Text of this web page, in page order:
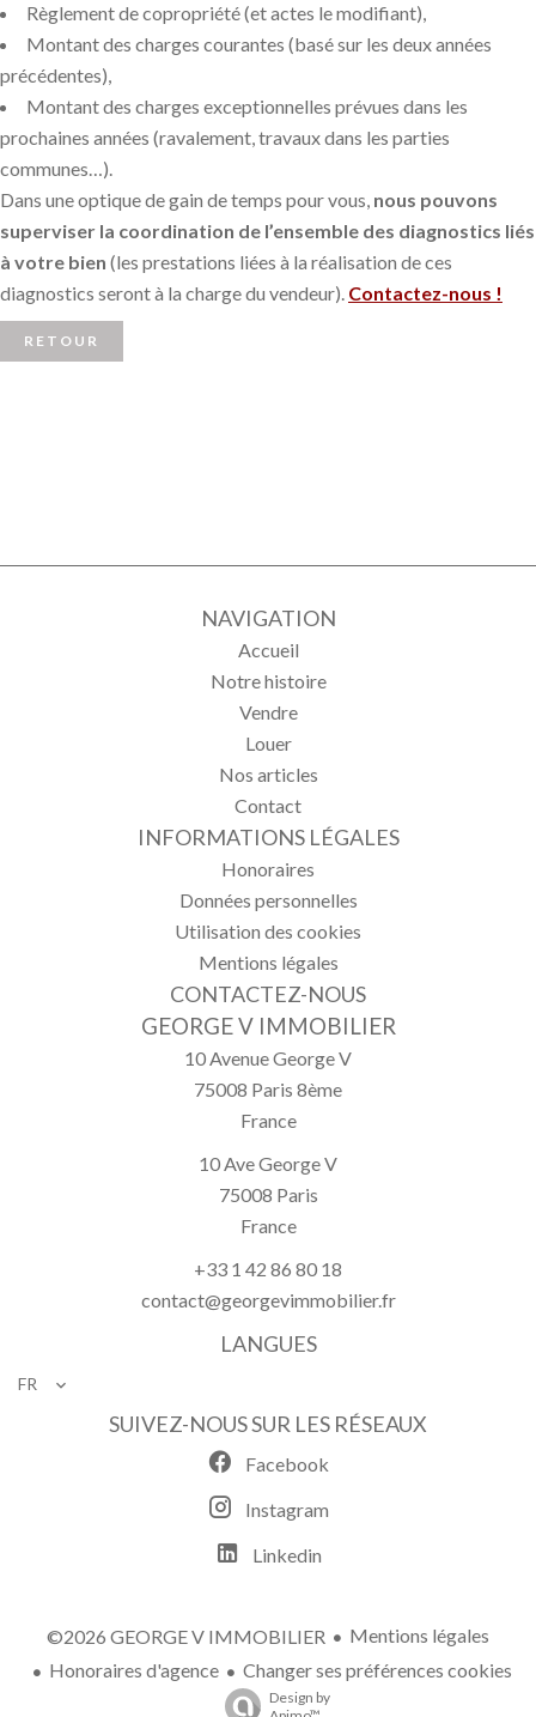
Règlement de copropriété (et actes le modifiant),
Montant des charges courantes (basé sur les deux années
précédentes),
Montant des charges exceptionnelles prévues dans les
prochaines années (ravalement, travaux dans les parties
communes…).
Dans une optique de gain de temps pour vous, nous pouvons
superviser la coordination de l’ensemble des diagnostics liés
à votre bien (les prestations liées à la réalisation de ces
diagnostics seront à la charge du vendeur). Contactez-nous !
RETOUR
NAVIGATION
Accueil
Notre histoire
Vendre
Louer
Nos articles
Contact
INFORMATIONS LÉGALES
Honoraires
Données personnelles
Utilisation des cookies
Mentions légales
CONTACTEZ-NOUS
GEORGE V IMMOBILIER
10 Avenue George V
75008 Paris 8ème
France
10 Ave George V
75008 Paris
France
+33 1 42 86 80 18
contact@georgevimmobilier.fr
LANGUES
FR
SUIVEZ-NOUS SUR LES RÉSEAUX
Facebook
Instagram
Linkedin
©2026 GEORGE V IMMOBILIER
Mentions légales
Honoraires d'agence
Changer ses préférences cookies
Design by